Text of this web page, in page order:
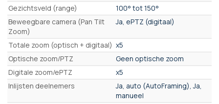
Gezichtsveld (range)
100° tot 150°
Beweegbare camera (Pan Tilt
Zoom)
Ja, ePTZ (digitaal)
Totale zoom (optisch + digitaal) x5
Optische zoom/PTZ
Geen optische zoom
Digitale zoom/ePTZ
x5
Inlijsten deelnemers
Ja, auto (AutoFraming), Ja,
manueel